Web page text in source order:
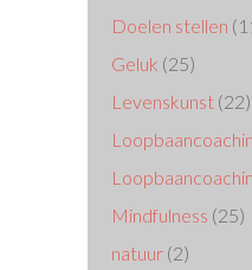
Doelen stellen
Geluk (25)
Levenskunst (22)
Mindfulness (25)
natuur (2)